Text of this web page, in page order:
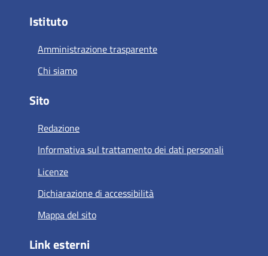
Istituto
Amministrazione trasparente
Chi siamo
Sito
Redazione
Informativa sul trattamento dei dati personali
Licenze
Dichiarazione di accessibilità
Mappa del sito
Link esterni